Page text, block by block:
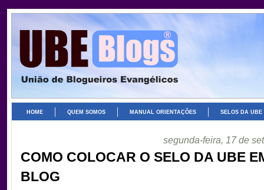
HOME QUEM SOMOS MANUAL ORIENTAÇÕES SELOS DA UBE
segunda-feira, 17 de
COMO COLOCAR O SELO DA UBE
BLOG